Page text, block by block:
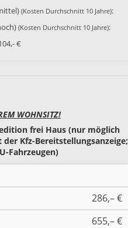
(Kosten Durchschnitt 10 Jahre):
(Kosten Durchschnitt 10 Jahre):
€
WOHNSITZ!
frei Haus (nur möglich
Kfz-Bereitstellungsanzeige;
Fahrzeugen)
286,– €
655,– €